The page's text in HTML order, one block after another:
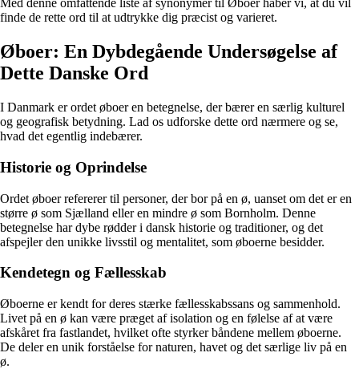
Med denne omfattende liste af synonymer til Øboer håber vi, at du vil
finde de rette ord til at udtrykke dig præcist og varieret.
Øboer: En Dybdegående Undersøgelse af
Dette Danske Ord
I Danmark er ordet øboer en betegnelse, der bærer en særlig kulturel
og geografisk betydning. Lad os udforske dette ord nærmere og se,
hvad det egentlig indebærer.
Historie og Oprindelse
Ordet øboer refererer til personer, der bor på en ø, uanset om det er en
større ø som Sjælland eller en mindre ø som Bornholm. Denne
betegnelse har dybe rødder i dansk historie og traditioner, og det
afspejler den unikke livsstil og mentalitet, som øboerne besidder.
Kendetegn og Fællesskab
Øboerne er kendt for deres stærke fællesskabssans og sammenhold.
Livet på en ø kan være præget af isolation og en følelse af at være
afskåret fra fastlandet, hvilket ofte styrker båndene mellem øboerne.
De deler en unik forståelse for naturen, havet og det særlige liv på en
ø.